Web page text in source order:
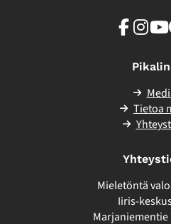
Tietoa
Mieletöntä
Iiris-
Marjaniementie